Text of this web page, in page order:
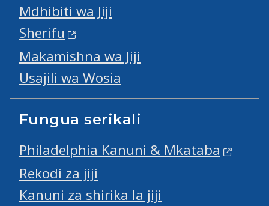
Mdhibiti wa Jiji
Sherifu
Makamishna wa Jiji
Usajili wa Wosia
Fungua serikali
Philadelphia Kanuni & Mkataba
Rekodi za jiji
Kanuni za shirika la jiji